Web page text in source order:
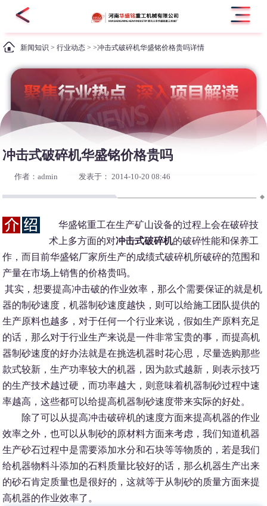
新闻知识 >行业动态 > >冲击式破碎机华盛铭价格贵吗详情
冲击式破碎机华盛铭价格贵吗
作者：admin 发表于： 2014-10-20 08:46
华盛铭重工在生产矿山设备的过程上会在破碎技
术上多方面的对冲击式破碎机的破碎性能和保养工
作，而目前华盛铭厂家所生产的成绩式破碎机所破碎的范围和
产量在市场上销售的价格贵吗。
其实，想要提高冲击破的作业效率，那么个需要保证的就是机
器的制砂速度，机器制砂速度越快，则可以给施工团队提供的
生产原料也越多，对于任何一个行业来说，假如生产原料充足
的话，那么对于行业生产来说是一件非常宝贵的事，而提高机
器制砂速度的好办法就是在挑选机器时花心思，尽量选购那些
款式较新，生产功率较大的机器，因为款式越新，则表示技巧
的生产技术越过硬，而功率越大，则意味着机器制砂过程中速
率越高，这些都可以给提高机器制砂速度带来实际的好处。
除了可以从提高冲击破碎机的速度方面来提高机器的作业
效率之外，也可以从制砂的原材料方面来考虑，我们知道机器
生产砂石过程中是需要添加水分和石块等等物质的，若是我们
给机器物料斗添加的石料质量比较好的话，那么机器生产出来
的砂石肯定质量也是很好的，这就等于从制砂的质量方面来提
高机器的作业效率了。